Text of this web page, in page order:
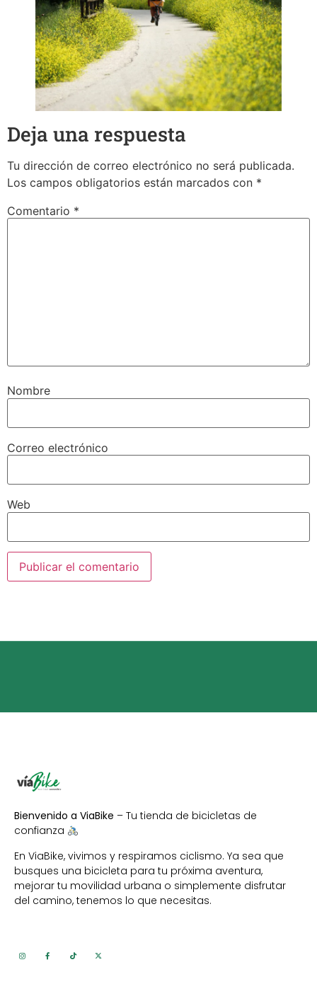
Deja una respuesta
Tu dirección de correo electrónico no será publicada.
Los campos obligatorios están marcados con *
Comentario *
Nombre
Correo electrónico
Web
Bienvenido a ViaBike – Tu tienda de bicicletas de
confianza
En ViaBike, vivimos y respiramos ciclismo. Ya sea que
busques una bicicleta para tu próxima aventura,
mejorar tu movilidad urbana o simplemente disfrutar
del camino, tenemos lo que necesitas.